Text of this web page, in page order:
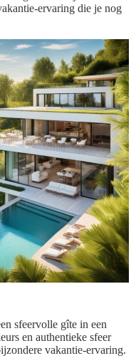
ervaring die je nog
sfeervolle gîte in een
en authentieke sfeer
vakantie-ervaring.